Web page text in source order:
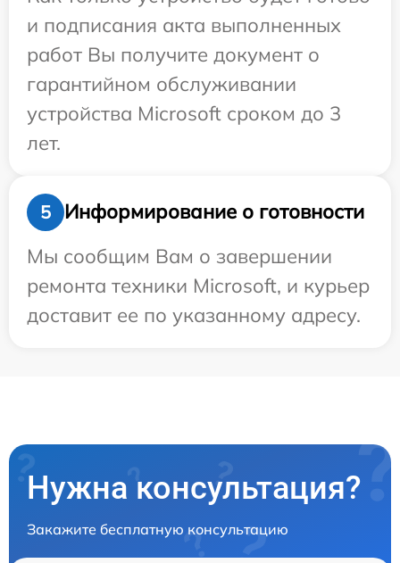
и подписания акта выполненных
работ Вы получите документ о
гарантийном обслуживании
устройства Microsoft сроком до 3
лет.
5
Информирование о готовности
Мы сообщим Вам о завершении
ремонта техники Microsoft, и курьер
доставит ее по указанному адресу.
Нужна консультация?
Закажите бесплатную консультацию